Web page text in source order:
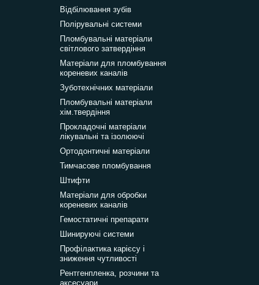
Відбілювання зубів
Полірувальні системи
Пломбувальні матеріали
світлового затвердіння
Матеріали для пломбування
кореневих каналів
Зуботехнічних матеріали
Пломбувальні матеріали
хім.твердіння
Прокладочні матеріали
лікувальні та ізолюючі
Ортодонтичні матеріали
Тимчасове пломбування
Штифти
Матеріали для обробки
кореневих каналів
Гемостатичні препарати
Шинируючі системи
Профілактика карієсу і
зниження чутливості
Рентгенпленка, розчини та
аксесуари